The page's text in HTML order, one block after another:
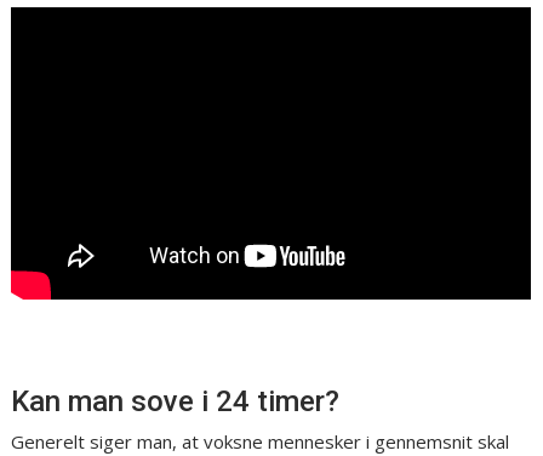
Kan man sove i 24 timer?
Generelt siger man, at voksne mennesker i gennemsnit skal